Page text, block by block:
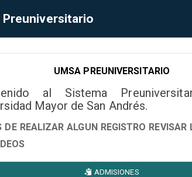
Preuniversitario
UMSA PREUNIVERSITARIO
al Sistema
Mayor de San Andrés.
DE REALIZAR ALGUN REGISTRO
ADMISIONES